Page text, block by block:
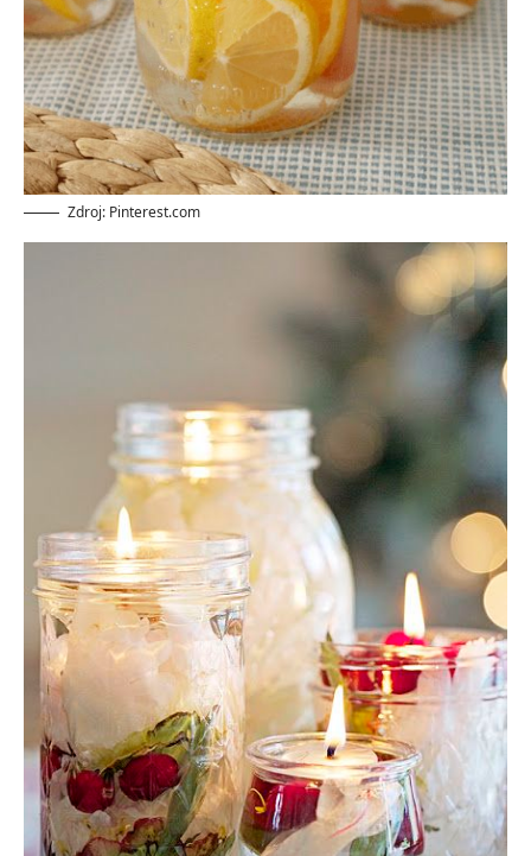
Zdroj: Pinterest.com